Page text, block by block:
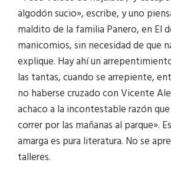
algodón sucio», escribe, y uno
maldito de la familia Panero, en El
manicomios, sin necesidad de que
explique. Hay ahí un
las tantas, cuando se arrepiente,
no haberse cruzado con Vicente
achaco a la incontestable razón
correr por las mañanas al parque».
amarga es pura literatura. No se
talleres.